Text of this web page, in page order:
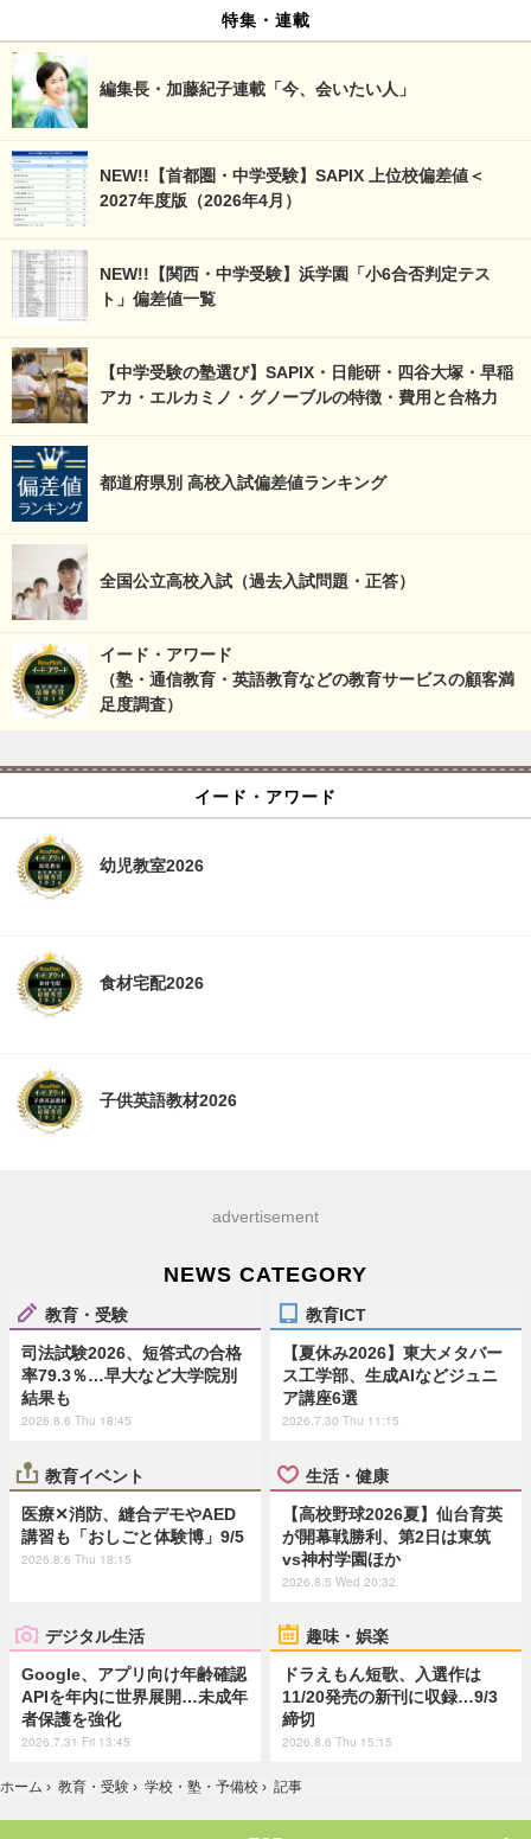
特集・連載
編集長・加藤紀子連載「今、会いたい人」
NEW!!【首都圏・中学受験】SAPIX 上位校偏差値＜
2027年度版（2026年4月）
NEW!!【関西・中学受験】浜学園「小6合否判定テス
ト」偏差値一覧
【中学受験の塾選び】SAPIX・日能研・四谷大塚・早稲
アカ・エルカミノ・グノーブルの特徴・費用と合格力
都道府県別 高校入試偏差値ランキング
全国公立高校入試（過去入試問題・正答）
イード・アワード
（塾・通信教育・英語教育などの教育サービスの顧客満
足度調査）
イード・アワード
幼児教室2026
食材宅配2026
子供英語教材2026
advertisement
NEWS CATEGORY
教育・受験
司法試験2026、短答式の合格
率79.3％…早大など大学院別
結果も
2026.8.6 Thu 18:45
教育ICT
【夏休み2026】東大メタバー
ス工学部、生成AIなどジュニ
ア講座6選
2026.7.30 Thu 11:15
教育イベント
医療✕消防、縫合デモやAED
講習も「おしごと体験博」9/5
2026.8.6 Thu 18:15
生活・健康
【高校野球2026夏】仙台育英
が開幕戦勝利、第2日は東筑
vs神村学園ほか
2026.8.5 Wed 20:32
デジタル生活
Google、アプリ向け年齢確認
APIを年内に世界展開…未成年
者保護を強化
2026.7.31 Fri 13:45
趣味・娯楽
ドラえもん短歌、入選作は
11/20発売の新刊に収録…9/3
締切
2026.8.6 Thu 15:15
ホーム › 教育・受験 › 学校・塾・予備校 › 記事